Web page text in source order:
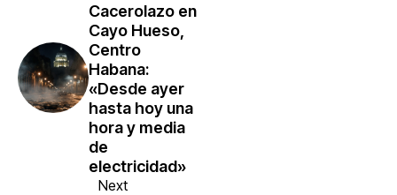
Cacerolazo en
Cayo Hueso,
Centro
Habana:
«Desde ayer
hasta hoy una
hora y media
de
electricidad»
Next